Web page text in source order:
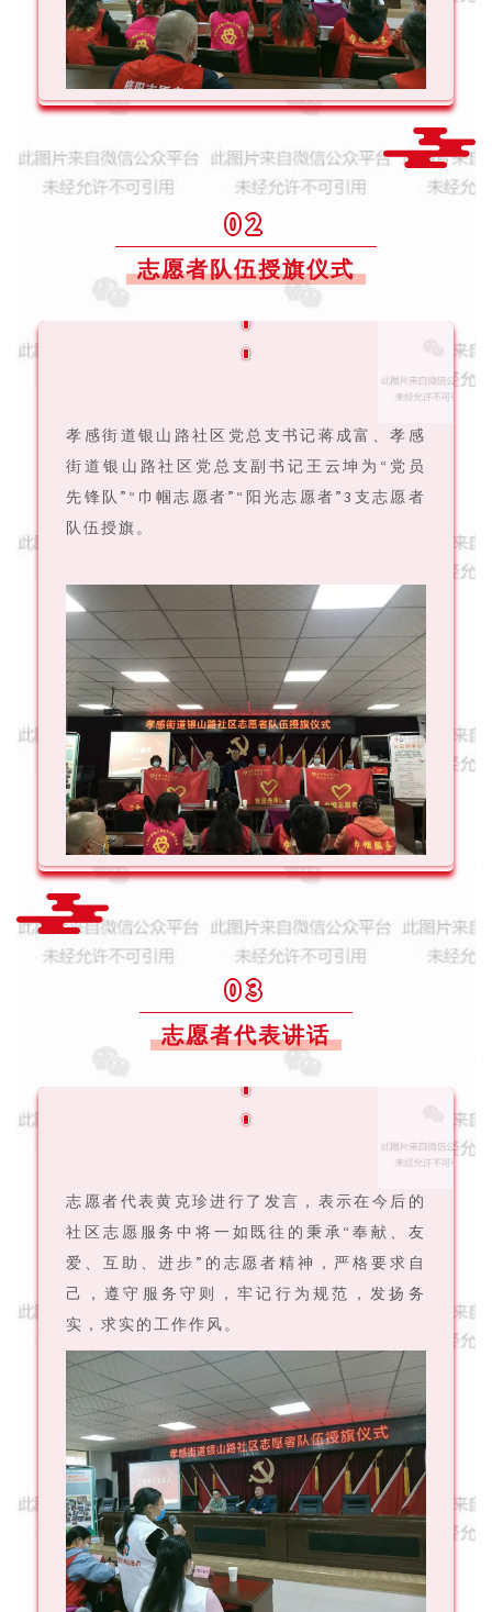
02
志愿者队伍授旗仪式
孝感街道银山路社区党总支书记蒋成富、孝感
街道银山路社区党总支副书记王云坤为“党员
先锋队”“巾帼志愿者”“阳光志愿者”3支志愿者
队伍授旗。
03
志愿者代表讲话
志愿者代表黄克珍进行了发言，表示在今后的
社区志愿服务中将一如既往的秉承“奉献、友
爱、互助、进步”的志愿者精神，严格要求自
己，遵守服务守则，牢记行为规范，发扬务
实，求实的工作作风。